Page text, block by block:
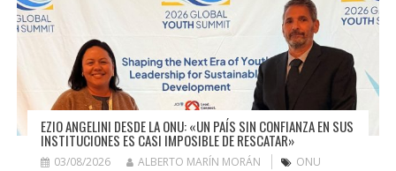
EZIO ANGELINI DESDE LA ONU: «UN PAÍS SIN CONFIANZA EN SUS
INSTITUCIONES ES CASI IMPOSIBLE DE RESCATAR»
03/08/2026 ALBERTO MARÍN MORÁN ONU